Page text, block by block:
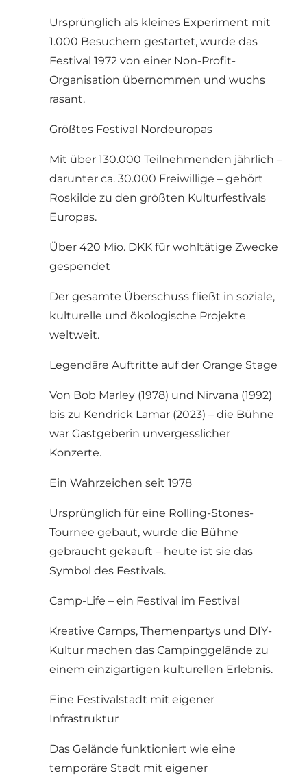
Ursprünglich als kleines Experiment mit
1.000 Besuchern gestartet, wurde das
Festival 1972 von einer Non-Profit-
Organisation übernommen und wuchs
rasant.
Größtes Festival Nordeuropas
Mit über 130.000 Teilnehmenden jährlich –
darunter ca. 30.000 Freiwillige – gehört
Roskilde zu den größten Kulturfestivals
Europas.
Über 420 Mio. DKK für wohltätige Zwecke
gespendet
Der gesamte Überschuss fließt in soziale,
kulturelle und ökologische Projekte
weltweit.
Legendäre Auftritte auf der Orange Stage
Von Bob Marley (1978) und Nirvana (1992)
bis zu Kendrick Lamar (2023) – die Bühne
war Gastgeberin unvergesslicher
Konzerte.
Ein Wahrzeichen seit 1978
Ursprünglich für eine Rolling-Stones-
Tournee gebaut, wurde die Bühne
gebraucht gekauft – heute ist sie das
Symbol des Festivals.
Camp-Life – ein Festival im Festival
Kreative Camps, Themenpartys und DIY-
Kultur machen das Campinggelände zu
einem einzigartigen kulturellen Erlebnis.
Eine Festivalstadt mit eigener
Infrastruktur
Das Gelände funktioniert wie eine
temporäre Stadt mit eigener